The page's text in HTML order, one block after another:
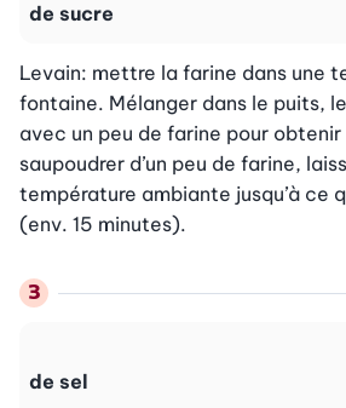
de sucre
Levain: mettre la farine dans une
fontaine. Mélanger dans le puits,
avec un peu de farine pour
saupoudrer d’un peu de farine,
température ambiante jusqu’à ce
(env. 15 minutes).
de sel